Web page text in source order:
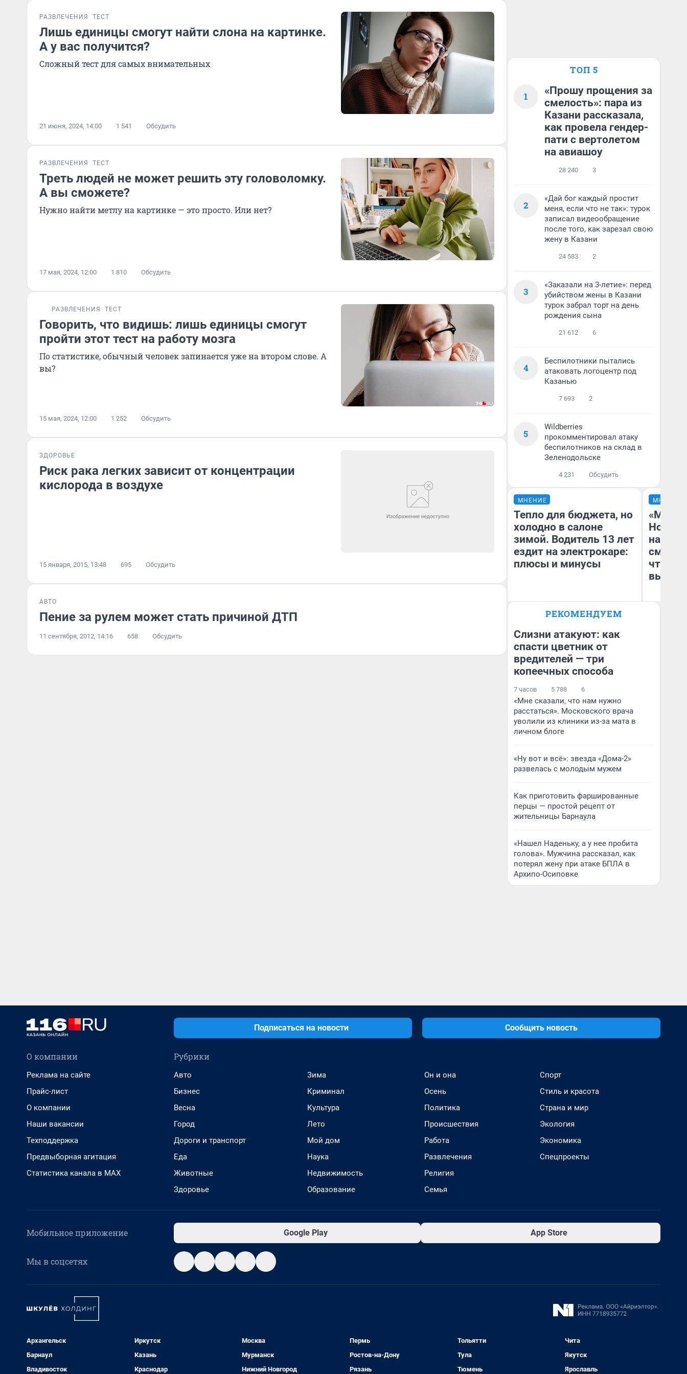
РАЗВЛЕЧЕНИЯ ТЕСТ
Лишь единицы смогут найти слона на картинке.
А у вас получится?
Сложный тест для самых внимательных
21 июня, 2024, 14:00 1 541 Обсудить
РАЗВЛЕЧЕНИЯ ТЕСТ
Треть людей не может решить эту головоломку.
А вы сможете?
Нужно найти метлу на картинке — это просто. Или нет?
17 мая, 2024, 12:00 1 810 Обсудить
РАЗВЛЕЧЕНИЯ ТЕСТ
Говорить, что видишь: лишь единицы смогут
пройти этот тест на работу мозга
По статистике, обычный человек запинается уже на втором слове. А
вы?
15 мая, 2024, 12:00 1 252 Обсудить
ЗДОРОВЬЕ
Риск рака легких зависит от концентрации
кислорода в воздухе
15 января, 2015, 13:48 695 Обсудить
АВТО
Пение за рулем может стать причиной ДТП
11 сентября, 2012, 14:16 658 Обсудить
ТОП 5
1
«Прошу прощения за
смелость»: пара из
Казани рассказала,
как провела гендер-
пати с вертолетом
на авиашоу
28 240 3
2
«Дай бог каждый простит
меня, если что не так»: турок
записал видеообращение
после того, как зарезал свою
жену в Казани
24 583 2
3
«Заказали на 3-летие»: перед
убийством жены в Казани
турок забрал торт на день
рождения сына
21 612 6
4
Беспилотники пытались
атаковать логоцентр под
Казанью
7 693 2
5
Wildberries
прокомментировал атаку
беспилотников на склад в
Зеленодольске
4 231 Обсудить
МНЕНИЕ
Тепло для бюджета, но
холодно в салоне
зимой. Водитель 13 лет
ездит на электрокаре:
плюсы и минусы
Денис Дедюхин
МНЕНИЕ
«Мы
чтобы
РЕКОМЕНДУЕМ
Слизни атакуют: как
спасти цветник от
вредителей — три
копеечных способа
7 часов 5 788 6
«Мне сказали, что нам нужно
расстаться». Московского врача
уволили из клиники из-за мата в
личном блоге
«Ну вот и всё»: звезда «Дома-2»
развелась с молодым мужем
Как приготовить фаршированные
перцы — простой рецепт от
жительницы Барнаула
«Нашел Наденьку, а у нее пробита
голова». Мужчина рассказал, как
потерял жену при атаке БПЛА в
Архипо-Осиповке
Подписаться на новости Сообщить новость
О компании
Реклама на сайте
Прайс-лист
О компании
Наши вакансии
Техподдержка
Предвыборная агитация
Статистика канала в MAX
Рубрики
Авто
Бизнес
Весна
Город
Дороги и транспорт
Еда
Животные
Здоровье
Зима
Криминал
Культура
Лето
Мой дом
Наука
Недвижимость
Образование
Он и она
Осень
Политика
Происшествия
Работа
Развлечения
Религия
Семья
Спорт
Стиль и красота
Страна и мир
Экология
Экономика
Спецпроекты
Мобильное приложение Google Play App Store
Мы в соцсетях
Архангельск
Барнаул
Владивосток
Иркутск
Казань
Краснодар
Москва
Мурманск
Нижний Новгород
Пермь
Ростов-на-Дону
Рязань
Тольятти
Тула
Тюмень
Чита
Якутск
Ярославль